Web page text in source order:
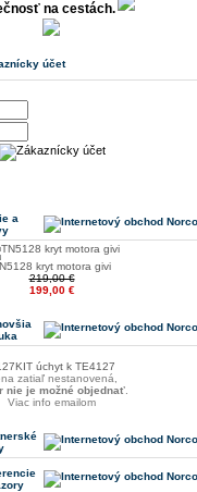
na cestách.
účet
a
kryt motora givi
219,00 €
199,00 €
úchyt k TE4127
zatiaľ nestanovená,
nie je možné objednať.
Viac info emailom